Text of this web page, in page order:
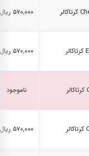
۵۷۰,۰۰۰ ریال
۵۷۰,۰۰۰ ریال
ناموجود
۵۷۰,۰۰۰ ریال